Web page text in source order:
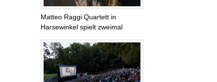
Matteo Raggi Quartett in
Harsewinkel spielt zweimal